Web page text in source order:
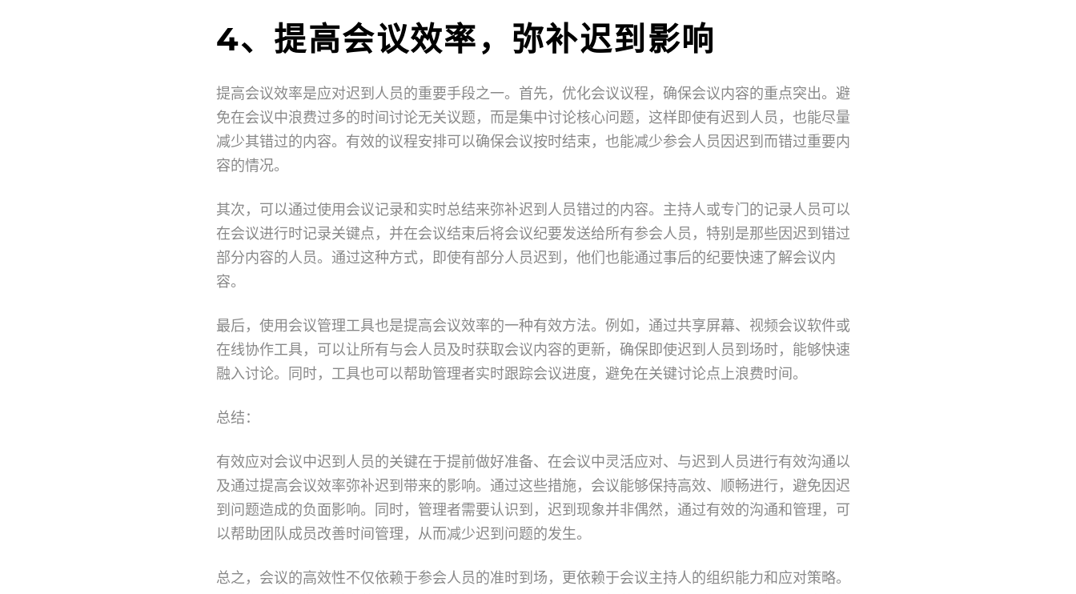
4、提高会议效率，弥补迟到影响
提高会议效率是应对迟到人员的重要手段之一。首先，优化会议议程，确保会议内容的重点突出。避
免在会议中浪费过多的时间讨论无关议题，而是集中讨论核心问题，这样即使有迟到人员，也能尽量
减少其错过的内容。有效的议程安排可以确保会议按时结束，也能减少参会人员因迟到而错过重要内
容的情况。
其次，可以通过使用会议记录和实时总结来弥补迟到人员错过的内容。主持人或专门的记录人员可以
在会议进行时记录关键点，并在会议结束后将会议纪要发送给所有参会人员，特别是那些因迟到错过
部分内容的人员。通过这种方式，即使有部分人员迟到，他们也能通过事后的纪要快速了解会议内
容。
最后，使用会议管理工具也是提高会议效率的一种有效方法。例如，通过共享屏幕、视频会议软件或
在线协作工具，可以让所有与会人员及时获取会议内容的更新，确保即使迟到人员到场时，能够快速
融入讨论。同时，工具也可以帮助管理者实时跟踪会议进度，避免在关键讨论点上浪费时间。
总结：
有效应对会议中迟到人员的关键在于提前做好准备、在会议中灵活应对、与迟到人员进行有效沟通以
及通过提高会议效率弥补迟到带来的影响。通过这些措施，会议能够保持高效、顺畅进行，避免因迟
到问题造成的负面影响。同时，管理者需要认识到，迟到现象并非偶然，通过有效的沟通和管理，可
以帮助团队成员改善时间管理，从而减少迟到问题的发生。
总之，会议的高效性不仅依赖于参会人员的准时到场，更依赖于会议主持人的组织能力和应对策略。